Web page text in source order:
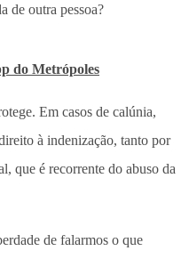
de outra pessoa?
do Metrópoles
Em casos de calúnia,
à indenização, tanto por
que é recorrente do abuso da
de falarmos o que